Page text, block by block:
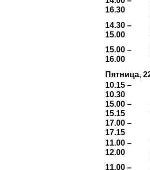
16.30
14.30 –
15.00
15.00 –
16.00
Пятница,
10.15 –
10.30
15.00 –
15.15
17.00 –
17.15
11.00 –
12.00
11.00 –